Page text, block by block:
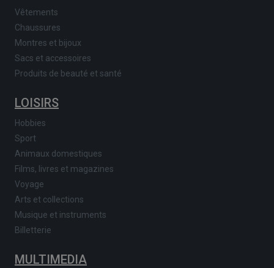
Vêtements
Chaussures
Montres et bijoux
Sacs et accessoires
Produits de beauté et santé
LOISIRS
Hobbies
Sport
Animaux domestiques
Films, livres et magazines
Voyage
Arts et collections
Musique et instruments
Billetterie
MULTIMEDIA